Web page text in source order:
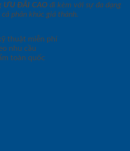
ƯU ĐÃI CAO đi kèm với sự đa dạng
phân khúc giá thành.
thuật miễn phí
nhu cầu
toàn quốc